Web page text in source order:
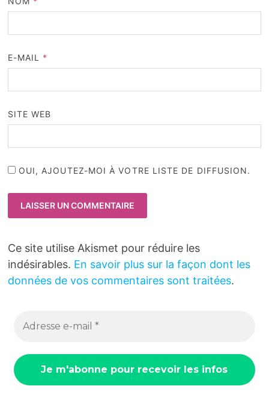
E-MAIL *
SITE WEB
OUI, AJOUTEZ-MOI À VOTRE LISTE DE DIFFUSION.
Ce site utilise Akismet pour réduire les
indésirables. En savoir plus sur la façon dont les
données de vos commentaires sont traitées.